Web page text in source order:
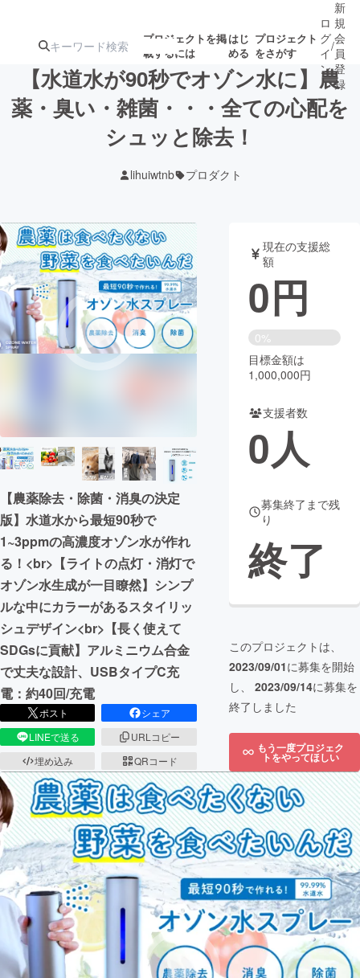
プロジェクトを掲
載するには
はじ
める
プロジェクト
をさがす
注目のリ 注目の新着プロ 募集終了が近いプ
テクノロジー・ガジェット
映像・映画 書籍・雑誌
ビジネス・起業 チャレンジ
CAMPFIRE for Social Good
CAMPFIRE Creation
CAMPFIREふるさと納税machi-ya コミュニティ
ロ
グ
イ
ン
/
新
規
会
員
登
録
【水道水が90秒でオゾン水に】農
薬・臭い・雑菌・・・全ての心配を
シュッと除去！
lihuiwtnb プロダクト
【農薬除去・除菌・消臭の決定
版】水道水から最短90秒で
1~3ppmの高濃度オゾン水が作れ
る！<br>【ライトの点灯・消灯で
オゾン水生成が一目瞭然】シンプ
ルな中にカラーがあるスタイリッ
シュデザイン<br>【長く使えて
SDGsに貢献】アルミニウム合金
で丈夫な設計、USBタイプC充
電：約40回/充電
ポスト
シェア
LINEで送る
URLコピー
埋め込み
QRコード
現在の支援総
額
0円
0%
目標金額は
1,000,000円
支援者数
0人
募集終了まで残
り
終了
このプロジェクトは、
2023/09/01に募集を開始
し、 2023/09/14に募集を
終了しました
もう一度プロジェク
トをやってほしい